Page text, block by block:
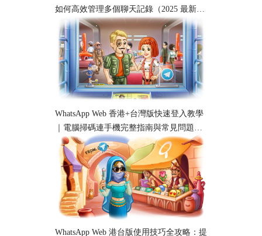
如何高效管理多個聊天記錄（2025 最新教
學）
WhatsApp Web 香港+台灣版快速登入教學
｜電腦掃碼連手機完整指南與常見問題解
析
WhatsApp Web 港台版使用技巧全攻略：提